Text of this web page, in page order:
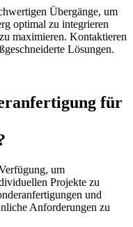
Übergänge, um
optimal zu integrieren
maximieren. Kontaktieren
Lösungen.
für
um
Projekte zu
und
Anforderungen zu